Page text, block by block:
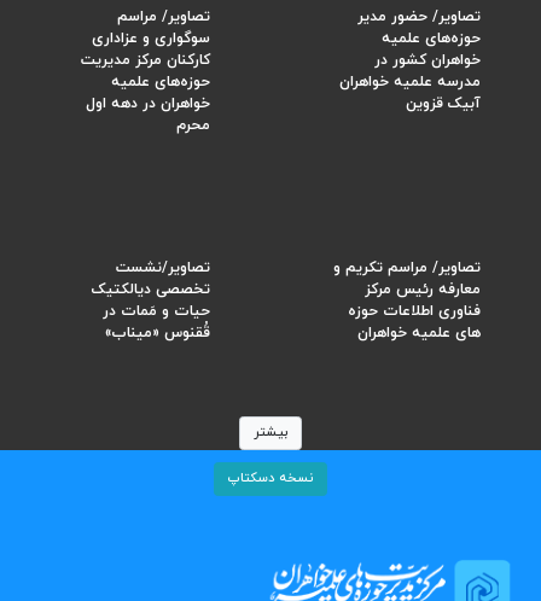
تصاویر/ حضور مدیر
حوزه‌های علمیه
خواهران کشور در
مدرسه علمیه خواهران
آبیک قزوین
تصاویر/ مراسم
سوگواری و عزاداری
کارکنان مرکز مدیریت
حوزه‌های علمیه
خواهران در دهه اول
محرم
تصاویر/ مراسم تکریم و
معارفه رئیس مرکز
فناوری اطلاعات حوزه
های علمیه خواهران
تصاویر/نشست
تخصصی دیالکتیک
حیات و مَمات در
قُقنوس «میناب»
بیشتر
نسخه دسکتاپ